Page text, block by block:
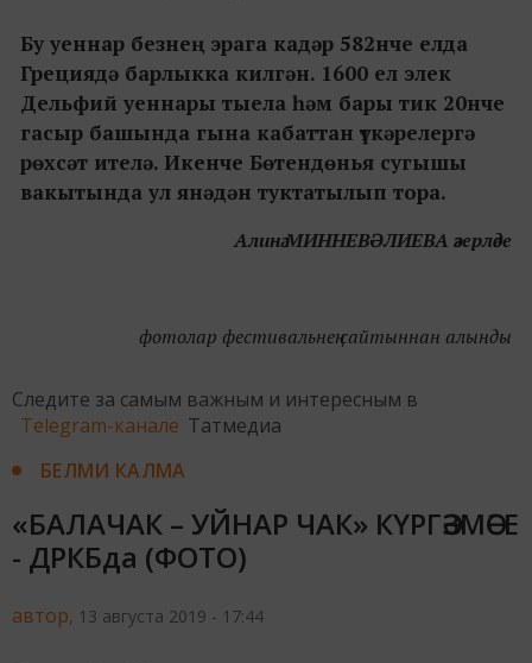
Бу уеннар безнең эрага кадәр 582нче елда
Грециядә барлыкка килгән. 1600 ел элек
Дельфий уеннары тыела һәм бары тик 20нче
гасыр башында гына кабаттан үткәрелергә
рөхсәт ителә. Икенче Бөтендөнья сугышы
вакытында ул янәдән туктатылып тора.
Алинә МИННЕВӘЛИЕВА әзерләде
фотолар фестивальнең сайтыннан алынды
Следите за самым важным и интересным в
Telegram-канале Татмедиа
БЕЛМИ КАЛМА
«БАЛАЧАК – УЙНАР ЧАК» КҮРГӘЗМӘСЕ
- ДРКБда (ФОТО)
автор, 13 августа 2019 - 17:44